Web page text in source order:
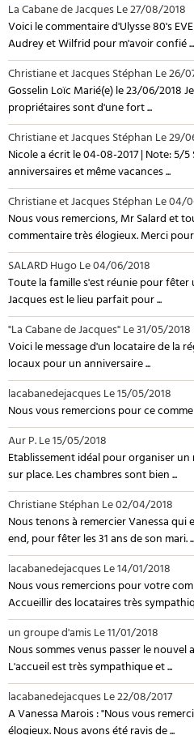
La Cabane de JacquesLe 27/08/2018
Voici le commentaire d'Ulysse 80's
Audrey et Wilfrid pour m'avoir confié ...
Christiane et Jacques StéphanLe 26/
Gosselin Loïc Marié(e) le 23/06/2018
propriétaires sont d'une fort ...
Christiane et Jacques StéphanLe 29/
Nicole a écrit le 04-08-2017 | Note: 5/
anniversaires et même vacances ...
Christiane et Jacques StéphanLe 04/
Nous vous remercions, Mr Salard et
commentaire très élogieux. Merci pour
SALARD HugoLe 04/06/2018
Toute la famille s'est réunie pour fêter
Jacques est le lieu parfait pour ...
"La Cabane de Jacques"Le 31/05/2018
Voici le message d'un locataire de la
locaux pour un anniversaire ...
lacabanedejacquesLe 15/05/2018
Nous vous remercions pour ce
Aur P.Le 15/05/2018
Etablissement idéal pour organiser
sur place. Les chambres sont bien ...
Christiane StéphanLe 02/04/2018
Nous tenons à remercier Vanessa
end, pour fêter les 31 ans de son mari. ...
lacabanedejacquesLe 14/01/2018
Nous vous remercions pour votre
Accueillir des locataires très
un groupe d'amisLe 11/01/2018
Nous sommes venus passer le nouvel
L'accueil est très sympathique et ...
lacabanedejacquesLe 22/08/2017
A Vanessa Marois : "Nous vous